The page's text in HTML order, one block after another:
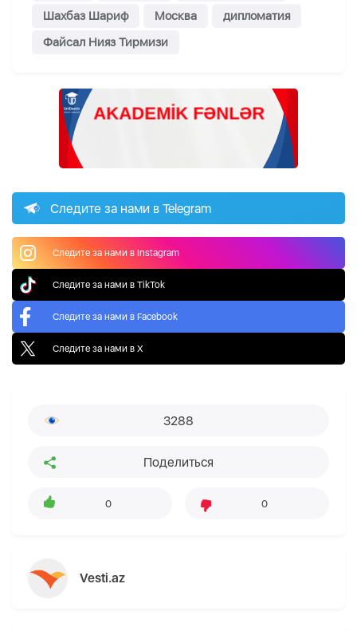
Шахбаз Шариф
Москва
дипломатия
Файсал Нияз Тирмизи
Следите за нами в Telegram
Следите за нами в Instagram
Следите за нами в TikTok
Следите за нами в Facebook
Следите за нами в X
3288
Поделиться
0 0
Vesti.az